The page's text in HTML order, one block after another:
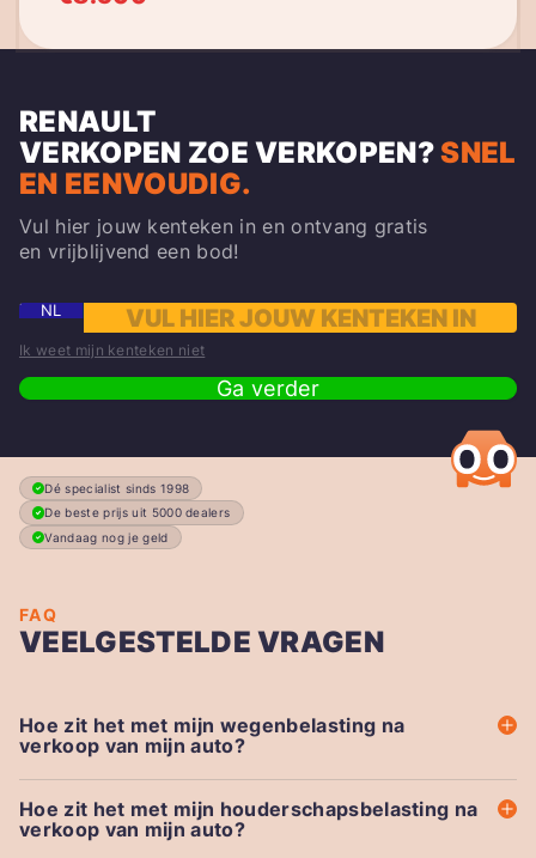
RENAULT
VERKOPEN ZOE VERKOPEN?SNEL
EN EENVOUDIG.
Vul hier jouw kenteken in en ontvang gratis
en vrijblijvend een bod!
NL
Ik weet mijn kenteken niet
Ga verder
Dé specialist sinds 1998
De beste prijs uit 5000 dealers
Vandaag nog je geld
FAQ
VEELGESTELDE VRAGEN
Hoe zit het met mijn wegenbelasting na
verkoop van mijn auto?
Hoe zit het met mijn houderschapsbelasting na
verkoop van mijn auto?